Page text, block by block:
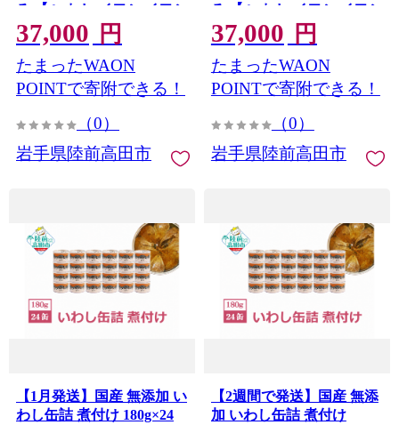
る 【 いわし イワシ イワシ
缶 魚 菊詰め 缶詰 無着色
海産物 防災 備蓄 長期保存
非常食 ローリングストッ
ク 国産 防災グッズ 】
37,000 円
たまったWAON
POINTで寄附できる！
（0）
岩手県陸前高田市
る 【 いわし イワシ イワシ
缶 魚 菊詰め 缶詰 無着色
海産物 防災 備蓄 長期保存
非常食 ローリングストッ
ク 国産 防災グッズ 】
37,000 円
たまったWAON
POINTで寄附できる！
（0）
岩手県陸前高田市
【1月発送】国産 無添加 い
わし缶詰 煮付け 180g×24
【2週間で発送】国産 無添
加 いわし缶詰 煮付け